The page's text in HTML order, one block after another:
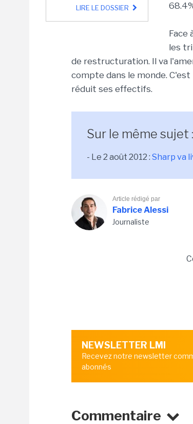
LIRE LE DOSSIER
Face
les
de restructuration. Il va
compte dans le monde.
réduit ses effectifs.
Sur le même sujet :
- Le 2 août 2012 : Sharp va
Article rédigé par
Fabrice Alessi
Journaliste
NEWSLETTER LMI
Recevez notre newsletter
abonnés
Commentaire